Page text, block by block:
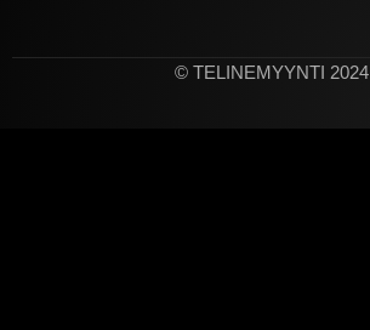
© TELINEMYYNTI 2024